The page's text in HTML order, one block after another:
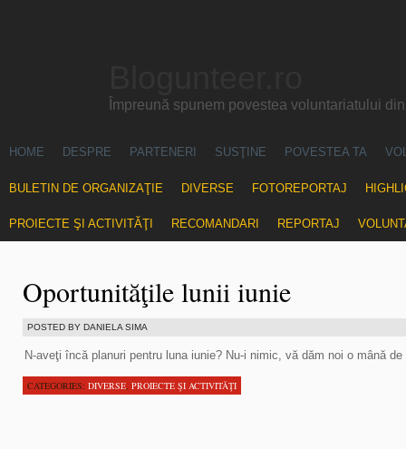
Împreună spunem povestea voluntariatului
HOME DESPRE PARTENERI SUSŢINE POVESTEA TA
BULETIN DE ORGANIZAŢIE DIVERSE FOTOREPORTAJ
PROIECTE ŞI ACTIVITĂŢI RECOMANDARI REPORTAJ
Oportunităţile lunii iunie
POSTED BY DANIELA SIMA
N-aveţi încă planuri pentru luna iunie? Nu-i nimic, vă dăm noi o mână de
CATEGORIES: DIVERSE, PROIECTE ŞI ACTIVITĂŢI